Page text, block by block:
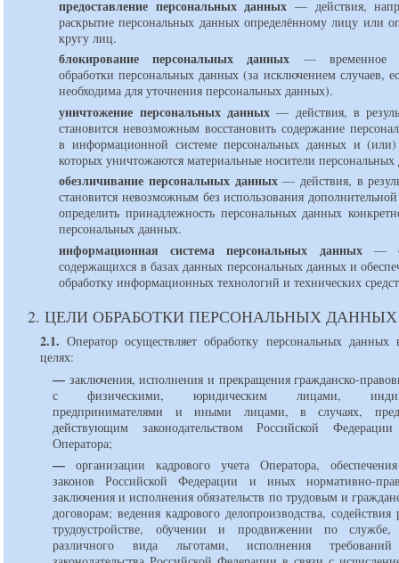
предоставление персональных данных
действия,
раскрытие персональных данных определённому лицу или
кругу лиц.
блокирование персональных данных
временное
обработки персональных данных (за исключением случаев,
необходима для уточнения персональных данных).
уничтожение персональных данных
действия, в
становится невозможным восстановить содержание
в информационной системе персональных данных и (или)
которых уничтожаются материальные носители
обезличивание персональных данных
действия, в
становится невозможным без использования
определить принадлежность персональных данных
персональных данных.
информационная система персональных данных
содержащихся в базах данных персональных данных и
обработку информационных технологий и технических
2. ЦЕЛИ ОБРАБОТКИ ПЕРСОНАЛЬНЫХ ДАННЫХ
2.1. Оператор осуществляет обработку персональных
целях:
— заключения, исполнения и прекращения гражданско-
с физическими, юридическим лицами,
предпринимателями и иными лицами, в случаях,
действующим законодательством Российской
Оператора;
— организации кадрового учета Оператора,
законов Российской Федерации и иных нормативно-
заключения и исполнения обязательств по трудовым и
договорам; ведения кадрового делопроизводства,
трудоустройстве, обучении и продвижении по службе,
различного вида льготами, исполнения требований